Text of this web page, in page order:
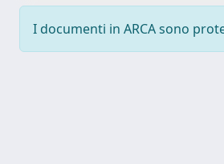
I documenti in ARCA sono